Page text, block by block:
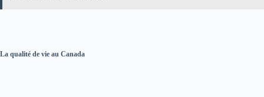
La qualité de vie au Canada